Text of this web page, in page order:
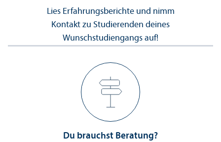
Lies Erfahrungs­berichte und nimm
Kontakt zu Studierenden deines
Wunsch­studien­gangs auf!
Du brauchst Beratung?